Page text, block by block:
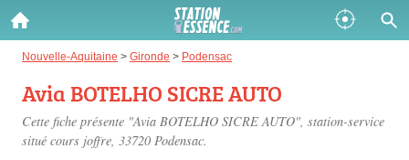
Nouvelle-Aquitaine > Gironde > Podensac
Avia BOTELHO SICRE AUTO
Cette fiche présente "Avia BOTELHO SICRE AUTO", station-service
situé cours joffre, 33720 Podensac.
Gazole :
Disponible Épuisé
SP 98 :